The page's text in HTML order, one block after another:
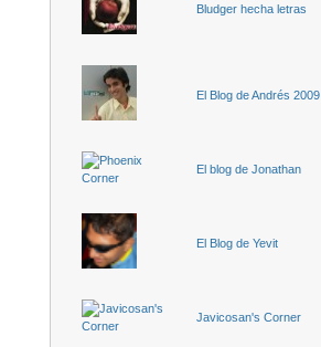
Bludger hecha letras
El Blog de Andrés 2009
El blog de Jonathan
El Blog de Yevit
Javicosan's Corner